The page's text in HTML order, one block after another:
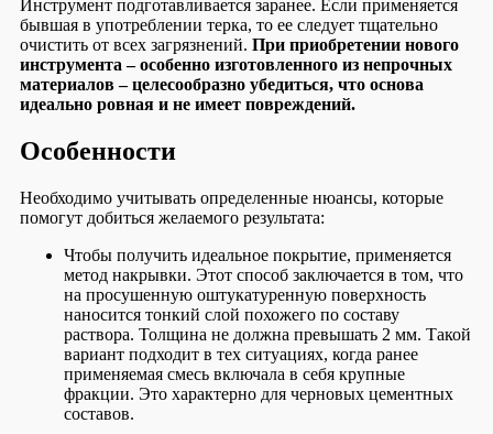
Инструмент подготавливается заранее. Если применяется
бывшая в употреблении терка, то ее следует тщательно
очистить от всех загрязнений. При приобретении нового
инструмента – особенно изготовленного из непрочных
материалов – целесообразно убедиться, что основа
идеально ровная и не имеет повреждений.
Особенности
Необходимо учитывать определенные нюансы, которые
помогут добиться желаемого результата:
Чтобы получить идеальное покрытие, применяется
метод накрывки. Этот способ заключается в том, что
на просушенную оштукатуренную поверхность
наносится тонкий слой похожего по составу
раствора. Толщина не должна превышать 2 мм. Такой
вариант подходит в тех ситуациях, когда ранее
применяемая смесь включала в себя крупные
фракции. Это характерно для черновых цементных
составов.